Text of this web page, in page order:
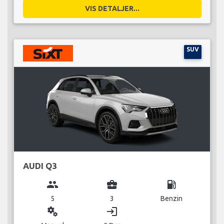
VIS DETALJER...
SUV
AUDI Q3
group
5
business_center
3
local_gas_station
Benzin
miscellaneous_services login